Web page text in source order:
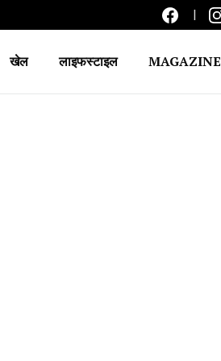
खेल लाइफस्टाइल MAGAZINE